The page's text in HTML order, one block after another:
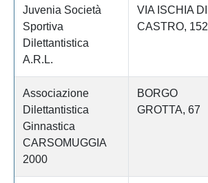
Juvenia Società
Sportiva
Dilettantistica
A.R.L.
VIA ISCHIA DI
CASTRO, 152
Associazione
Dilettantistica
Ginnastica
CARSOMUGGIA
2000
BORGO
GROTTA, 67